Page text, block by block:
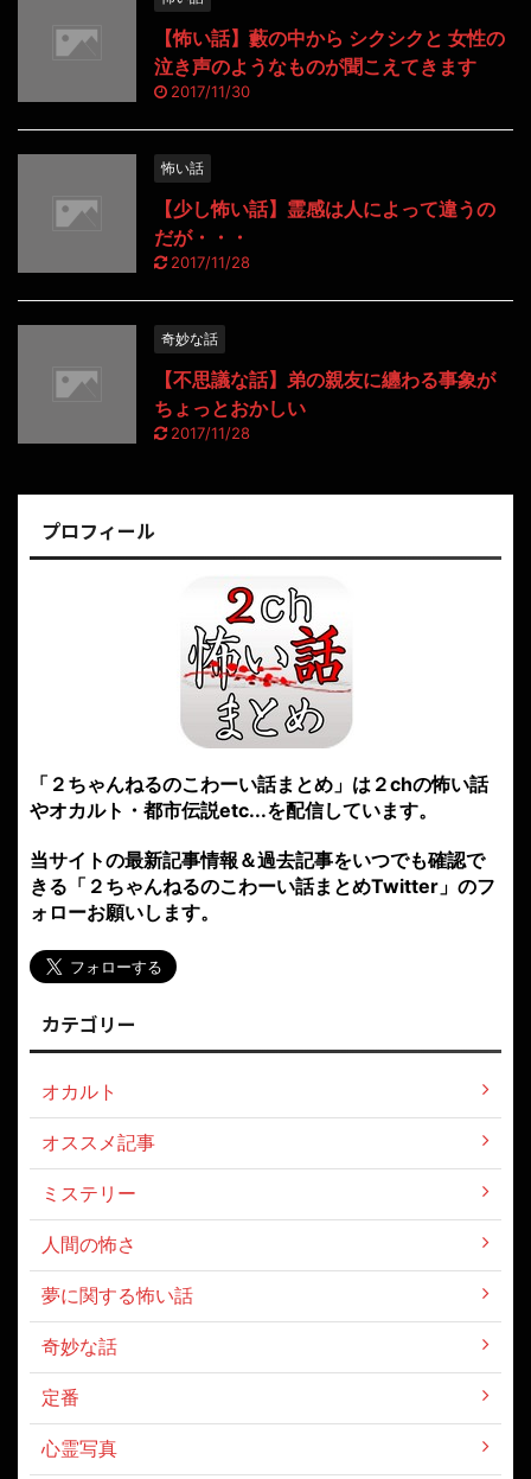
【怖い話】藪の中から シクシクと 女性の
泣き声のようなものが聞こえてきます
2017/11/30
怖い話
【少し怖い話】霊感は人によって違うの
だが・・・
2017/11/28
奇妙な話
【不思議な話】弟の親友に纏わる事象が
ちょっとおかしい
2017/11/28
プロフィール
「２ちゃんねるのこわーい話まとめ」は２chの怖い話
やオカルト・都市伝説etc...を配信しています。
当サイトの最新記事情報＆過去記事をいつでも確認で
きる「２ちゃんねるのこわーい話まとめTwitter」のフ
ォローお願いします。
カテゴリー
オカルト
オススメ記事
ミステリー
人間の怖さ
夢に関する怖い話
奇妙な話
定番
心霊写真